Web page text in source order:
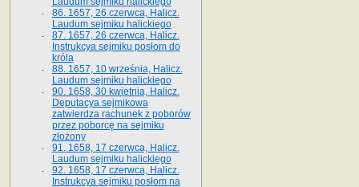
86. 1657, 26 czerwca, Halicz.
Laudum sejmiku halickiego
87. 1657, 26 czerwca, Halicz.
Instrukcya sejmiku posłom do
króla
88. 1657, 10 września, Halicz.
Laudum sejmiku halickiego
90. 1658, 30 kwietnia, Halicz.
Deputacya sejmikowa
zatwierdza rachunek z poborów
przez poborcę na sejmiku
złożony
91. 1658, 17 czerwca, Halicz.
Laudum sejmiku halickiego
92. 1658, 17 czerwca, Halicz.
Instrukcya sejmiku posłom na